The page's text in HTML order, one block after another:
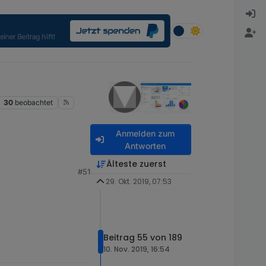
30 beobachtet
aber dann muss
#51
Anmelden zum
Antworten
Älteste zuerst
29. Okt. 2019, 07:53
Beitrag 55 von 189
10. Nov. 2019, 16:54